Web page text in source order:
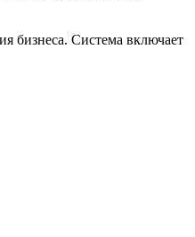
бизнеса. Система включает